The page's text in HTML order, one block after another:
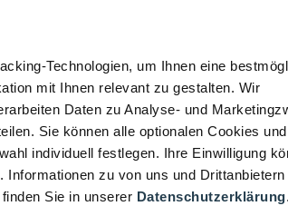
Technologien, um Ihnen eine
mit Ihnen relevant zu gestalten. Wir
Daten zu Analyse- und
Sie können alle optionalen Cookies und
individuell festlegen. Ihre Einwilligung
zu von uns und Drittanbietern
Sie in unserer Datenschutzerklärung.